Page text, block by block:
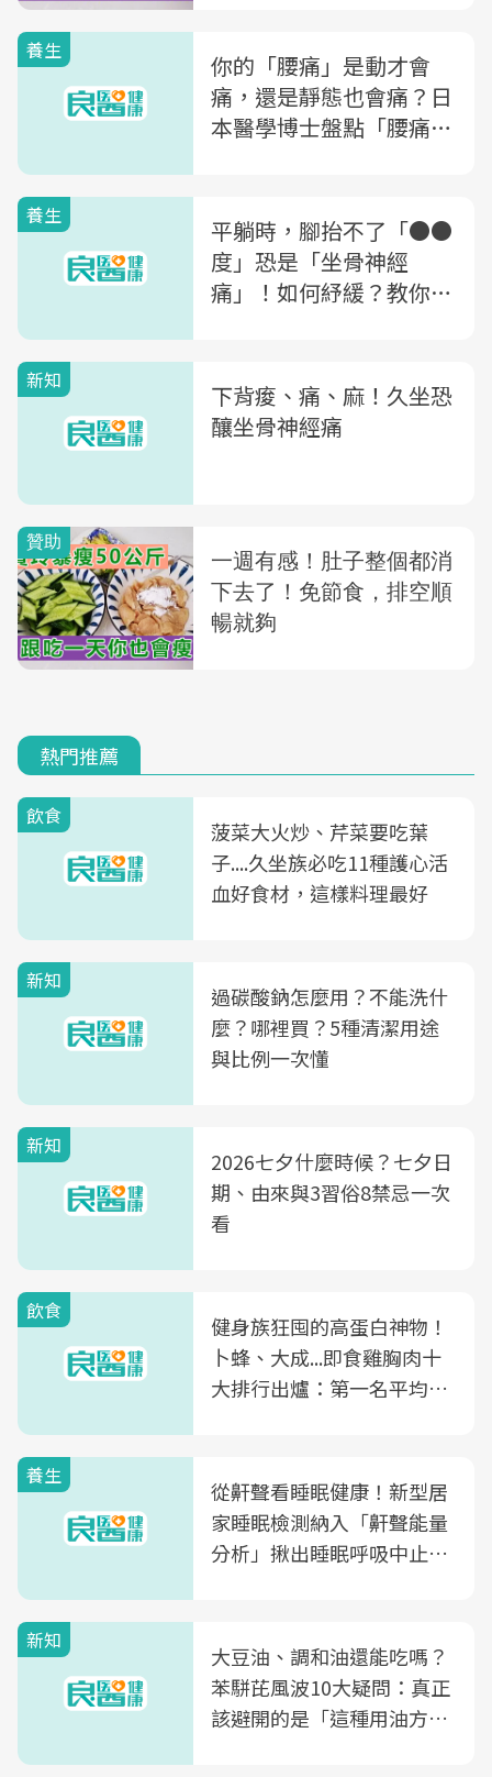
養生
你的「腰痛」是動才會
痛，還是靜態也會痛？日
本醫學博士盤點「腰痛9
養生
平躺時，腳抬不了「●●
度」恐是「坐骨神經
痛」！如何紓緩？教你2
新知
下背痠、痛、麻！久坐恐
釀坐骨神經痛
熱門推薦
飲食
菠菜大火炒、芹菜要吃葉
子....久坐族必吃11種護心活
血好食材，這樣料理最好
新知
過碳酸鈉怎麼用？不能洗什
麼？哪裡買？5種清潔用途
與比例一次懂
新知
2026七夕什麼時候？七夕日
期、由來與3習俗8禁忌一次
看
飲食
健身族狂囤的高蛋白神物！
卜蜂、大成...即食雞胸肉十
大排行出爐：第一名平均一
養生
從鼾聲看睡眠健康！新型居
家睡眠檢測納入「鼾聲能量
分析」揪出睡眠呼吸中止症
新知
大豆油、調和油還能吃嗎？
苯駢芘風波10大疑問：真正
該避開的是「這種用油方